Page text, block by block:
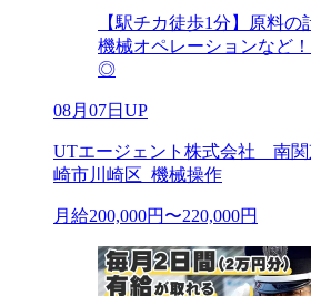
【駅チカ徒歩1分】原料
機械オペレーションなど
◎
08月07日UP
UTエージェント株式会社 南関
崎市川崎区_機械操作
月給200,000円〜220,000円